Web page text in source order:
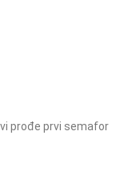
prođe prvi semafor